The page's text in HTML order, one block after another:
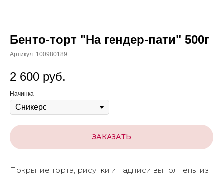
Бенто-торт "На гендер-пати" 500г
Артикул: 100980189
2 600 руб.
Начинка
ЗАКАЗАТЬ
Покрытие торта, рисунки и надписи выполнены из